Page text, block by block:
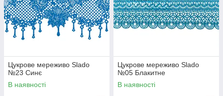
Цукрове мереживо Slado
№23 Синє
В наявності
Цукрове мереживо Slado
№05 Блакитне
В наявності